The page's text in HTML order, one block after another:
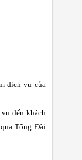
dịch vụ của
đến khách
Tổng Đài